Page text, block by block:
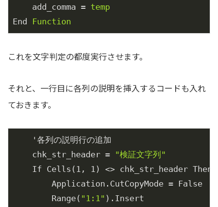
add_comma = temp
End
Function
これを文字判定の都度実行させます。
それと、一行目に各列の説明を挿入するコードも入れ
ておきます。
    '各列の説明行の追加
    chk_str_header =
"検証文字列"
    If Cells(
1 , 1 ) <> chk_str_header Then
        Application.CutCopyMode = False
        Range(
"1:1" ).Insert